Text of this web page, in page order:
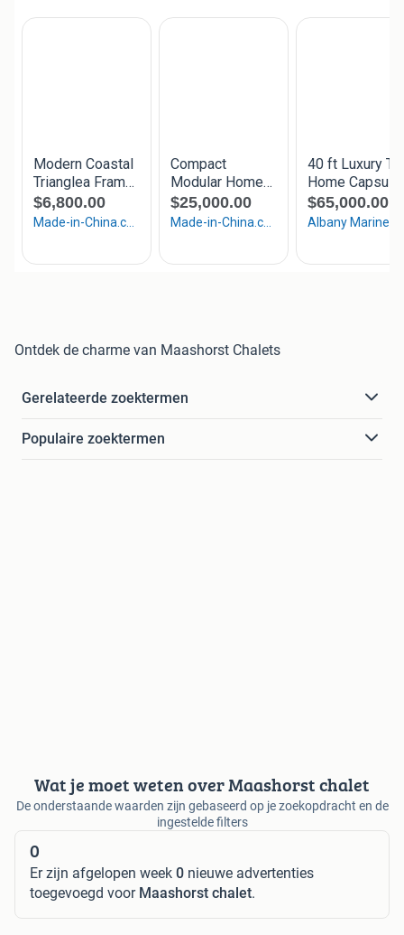
Ontdek de charme van Maashorst Chalets
Gerelateerde zoektermen
Populaire zoektermen
Wat je moet weten over Maashorst chalet
De onderstaande waarden zijn gebaseerd op je zoekopdracht en de
ingestelde filters
0
Er zijn afgelopen week 0 nieuwe advertenties
toegevoegd voor Maashorst chalet.